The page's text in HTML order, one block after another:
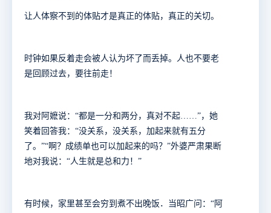
让人体察不到的体贴才是真正的体贴，真正的关切。
时钟如果反着走会被人认为坏了而丢掉。人也不要老
是回顾过去，要往前走！
我对阿嬷说：“都是一分和两分，真对不起……”，她
笑着回答我：“没关系，没关系，加起来就有五分
了。”“啊？成绩单也可以加起来的吗？”外婆严肃果断
地对我说：“人生就是总和力！”
有时候，家里甚至会穷到煮不出晚饭．当昭广问：“阿